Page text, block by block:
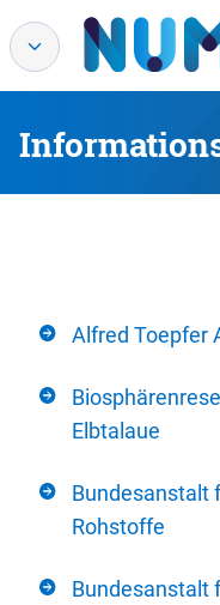
Alfred Toepfer
Elbtalaue
Bundesanstalt
Rohstoffe
Bundesanstalt